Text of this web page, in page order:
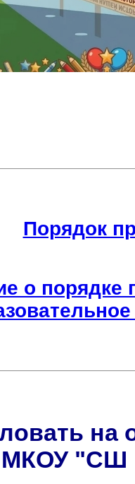
Порядок
о порядке
на
МКОУ "СШ